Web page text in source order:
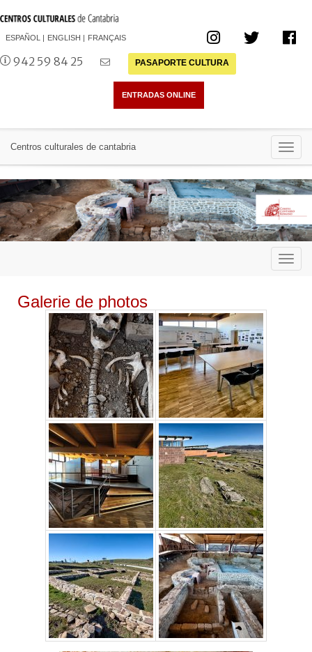
ESPAÑOL ENGLISH FRANÇAIS
942 59 84 25 PASAPORTE CULTURA
Centros culturales de cantabria
Galerie de photos